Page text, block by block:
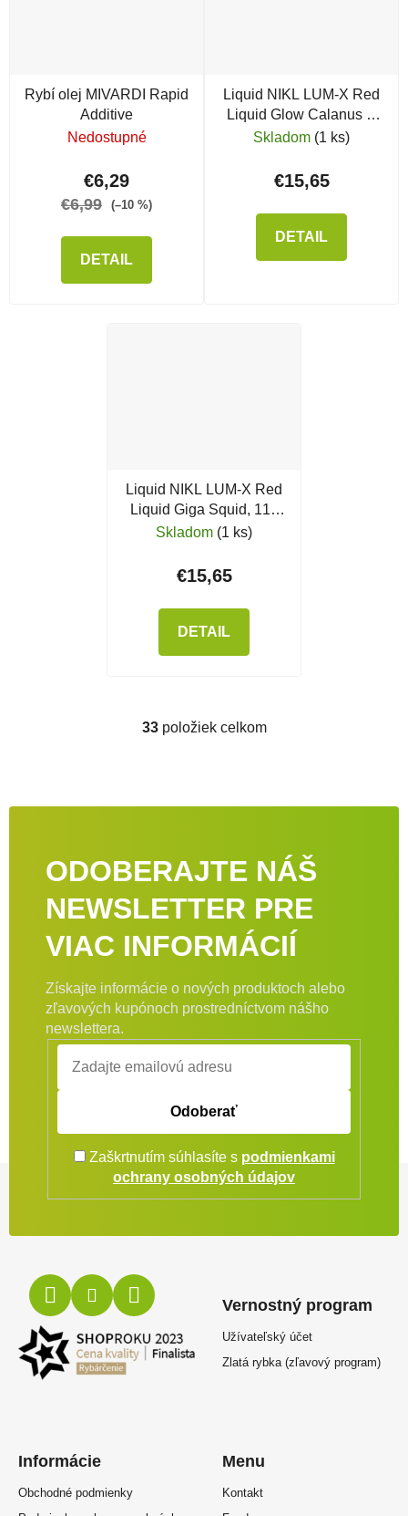
Rybí olej MIVARDI Rapid
Additive
Nedostupné
€6,29
€6,99 (–10 %)
DETAIL
Liquid NIKL LUM-X Red
Liquid Glow Calanus &
Krill
Skladom (1 ks)
€15,65
DETAIL
Liquid NIKL LUM-X Red
Liquid Giga Squid, 115
ml
Skladom (1 ks)
€15,65
DETAIL
Ovládacie prvky výpisu
33položiek celkom
ODOBERAJTE NÁŠ
NEWSLETTER PRE
VIAC INFORMÁCIÍ
Získajte informácie o nových produktoch alebo
zľavových kupónoch prostredníctvom nášho
newslettera.
Odoberať
Zaškrtnutím súhlasíte s podmienkami
ochrany osobných údajov
Informácie
Obchodné podmienky
Vernostný program
Užívateľský účet
Zlatá rybka (zľavový program)
Menu
Kontakt